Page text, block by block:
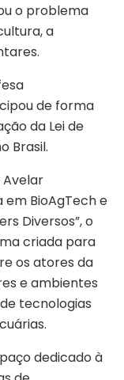
o problema
a
de forma
da Lei de
Brasil.
em BioAgTech e
Diversos”, o
criada para
os atores da
e ambientes
tecnologias
dedicado à